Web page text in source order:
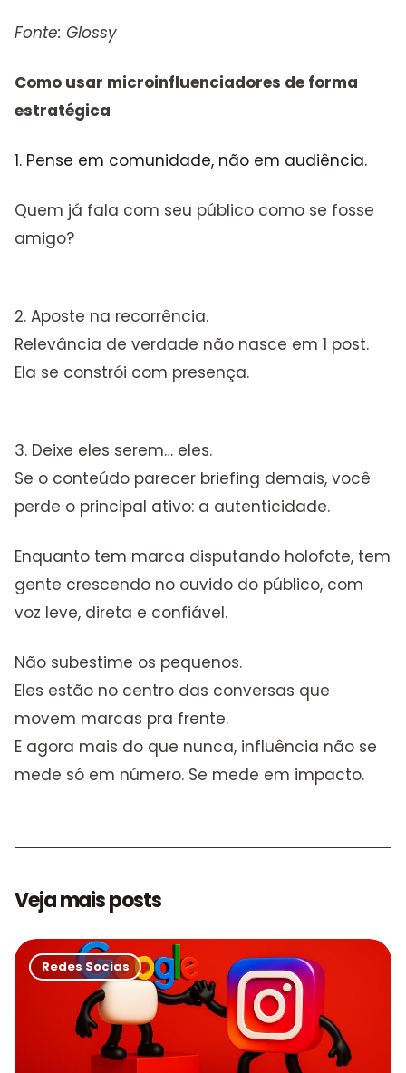
Fonte: Glossy
Como usar microinfluenciadores de forma
estratégica
1. Pense em comunidade, não em audiência.
Quem já fala com seu público como se fosse
amigo?
2. Aposte na recorrência.
Relevância de verdade não nasce em 1 post.
Ela se constrói com presença.
3. Deixe eles serem… eles.
Se o conteúdo parecer briefing demais, você
perde o principal ativo: a autenticidade.
Enquanto tem marca disputando holofote, tem
gente crescendo no ouvido do público, com
voz leve, direta e confiável.
Não subestime os pequenos.
Eles estão no centro das conversas que
movem marcas pra frente.
E agora mais do que nunca, influência não se
mede só em número. Se mede em impacto.
Veja mais posts
Redes Socias